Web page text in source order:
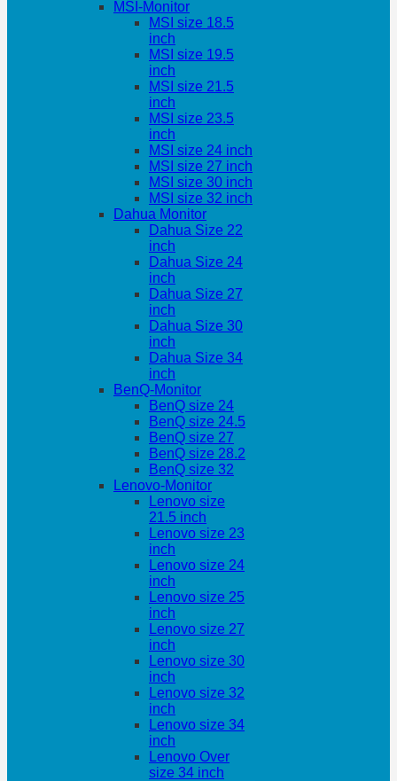
MSI-Monitor
MSI size 18.5
inch
MSI size 19.5
inch
MSI size 21.5
inch
MSI size 23.5
inch
MSI size 24 inch
MSI size 27 inch
MSI size 30 inch
MSI size 32 inch
Dahua Monitor
Dahua Size 22
inch
Dahua Size 24
inch
Dahua Size 27
inch
Dahua Size 30
inch
Dahua Size 34
inch
BenQ-Monitor
BenQ size 24
BenQ size 24.5
BenQ size 27
BenQ size 28.2
BenQ size 32
Lenovo-Monitor
Lenovo size
21.5 inch
Lenovo size 23
inch
Lenovo size 24
inch
Lenovo size 25
inch
Lenovo size 27
inch
Lenovo size 30
inch
Lenovo size 32
inch
Lenovo size 34
inch
Lenovo Over
size 34 inch